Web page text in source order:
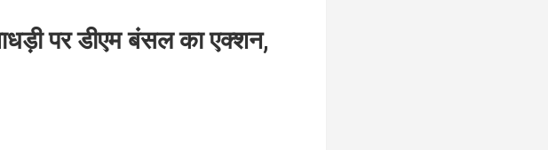
पर डीएम बंसल का एक्शन,